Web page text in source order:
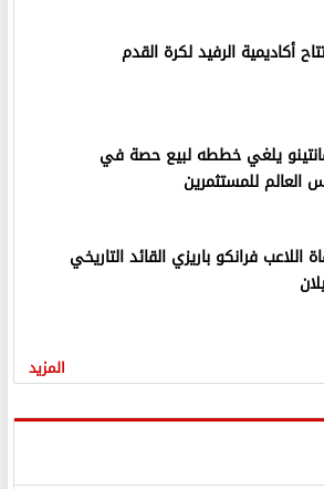
أكاديمية الرفيد لكرة القدم
يلغي خططه لبيع حصة في
العالم للمستثمرين
اللاعب فرانكو باريزي القائد التاريخي
المزيد